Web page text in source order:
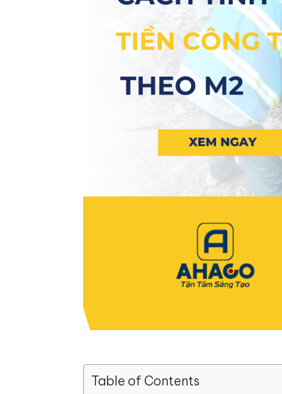
Table of Contents